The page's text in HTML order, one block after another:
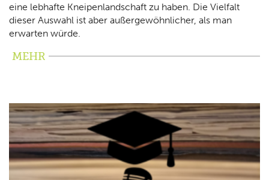
eine lebhafte Kneipenlandschaft zu haben. Die Vielfalt
dieser Auswahl ist aber außergewöhnlicher, als man
erwarten würde.
MEHR